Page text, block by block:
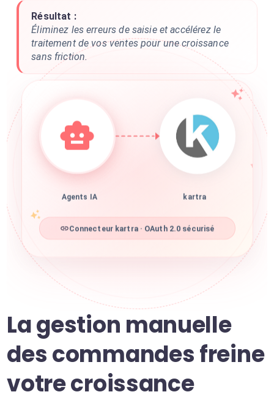
Résultat :
Éliminez les erreurs de saisie et accélérez le
traitement de vos ventes pour une croissance
sans friction.
Agents IA kartra
Connecteur kartra · OAuth 2.0 sécurisé
La gestion manuelle
des commandes freine
votre croissance